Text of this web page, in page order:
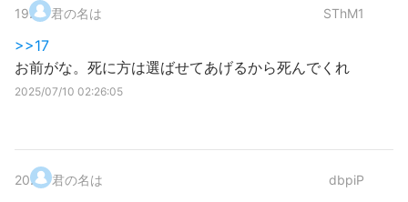
19. 君の名は SThM1
>>17
お前がな。死に方は選ばせてあげるから死んでくれ
2025/07/10 02:26:05
20. 君の名は dbpiP